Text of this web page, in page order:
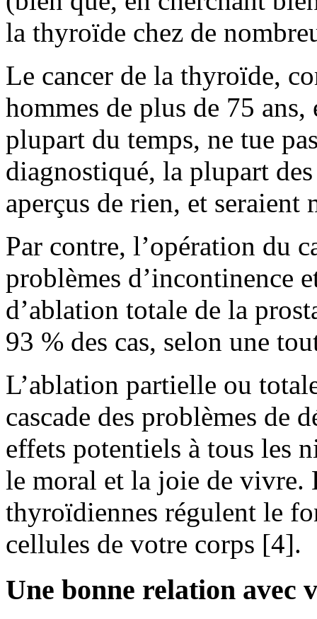
la thyroïde chez de
Le cancer de la thyroïde,
hommes de plus de 75
plupart du temps, ne tue
diagnostiqué, la plupart
aperçus de rien, et seraient
Par contre, l’opération du
problèmes d’incontinence
d’ablation totale de la
93 % des cas, selon une
L’ablation partielle ou
cascade des problèmes de
effets potentiels à tous les
le moral et la joie de vivre.
thyroïdiennes régulent le
cellules de votre corps [4].
Une bonne relation avec